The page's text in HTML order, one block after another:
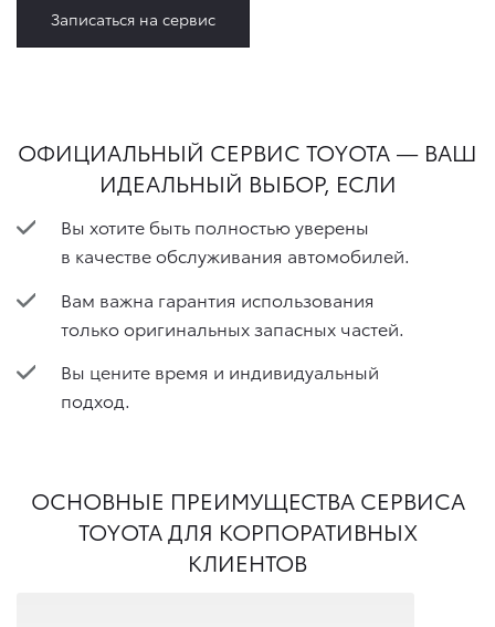
Записаться на сервис
ОФИЦИАЛЬНЫЙ СЕРВИС TOYOTA — ВАШ
ИДЕАЛЬНЫЙ ВЫБОР, ЕСЛИ
​Вы хотите быть полностью уверены
в качестве обслуживания автомобилей.
Вам важна гарантия использования
только оригинальных запасных частей.
Вы цените время и индивидуальный
подход.
ОСНОВНЫЕ ПРЕИМУЩЕСТВА СЕРВИСА
TOYOTA ДЛЯ КОРПОРАТИВНЫХ
КЛИЕНТОВ